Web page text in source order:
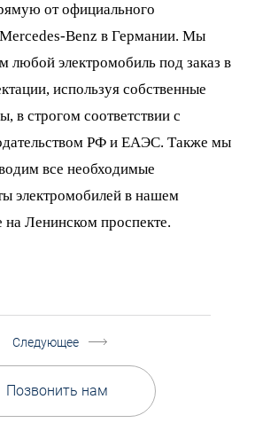
от официального
Mercedes-Benz в Германии. Мы
любой электромобиль под заказ в
используя собственные
в строгом соответствии с
РФ и ЕАЭС. Также мы
все необходимые
электромобилей в нашем
на Ленинском проспекте.
Позвонить нам
Следующее